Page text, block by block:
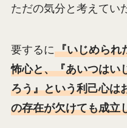
ただの気分と考えてい
要するに『いじめられ
怖心と、『あいつはい
ろう』という利己心は
の存在が欠けても成立